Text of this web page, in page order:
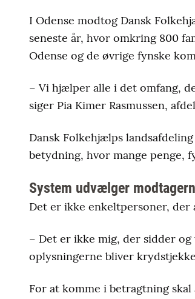
I Odense modtog Dansk
seneste år, hvor omkring 800
Odense og de øvrige fynske
– Vi hjælper alle i det omfang,
siger Pia Kimer Rasmussen,
Dansk Folkehjælps
betydning, hvor mange penge,
System udvælger
Det er ikke enkeltpersoner,
– Det er ikke mig, der sidder
oplysningerne bliver
For at komme i betragtning